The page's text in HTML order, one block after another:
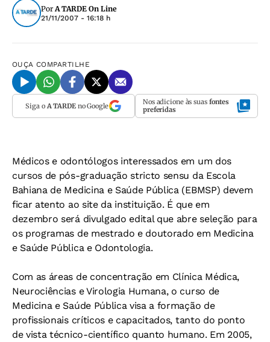
PorA TARDE On Line
21/11/2007 - 16:18 h
OUÇA COMPARTILHE
Siga o A TARDEno Google Nos adicione às suas fontes
preferidas
Médicos e odontólogos interessados em um dos
cursos de pós-graduação stricto sensu da Escola
Bahiana de Medicina e Saúde Pública (EBMSP) devem
ficar atento ao site da instituição. É que em
dezembro será divulgado edital que abre seleção para
os programas de mestrado e doutorado em Medicina
e Saúde Pública e Odontologia.
Com as áreas de concentração em Clínica Médica,
Neurociências e Virologia Humana, o curso de
Medicina e Saúde Pública visa a formação de
profissionais críticos e capacitados, tanto do ponto
de vista técnico-científico quanto humano. Em 2005,